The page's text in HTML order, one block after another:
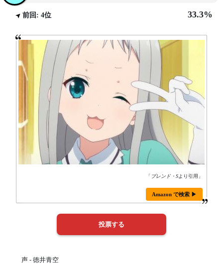
前回: 4位 33.3%
「 ブレンド・Sより引用」
Amazon で検索 ▶
声 - 徳井青空